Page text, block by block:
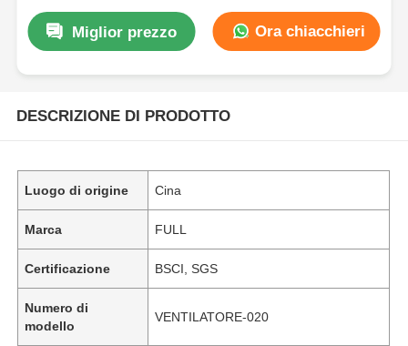
Miglior prezzo Ora chiacchieri
DESCRIZIONE DI PRODOTTO
Luogo di origine Cina
Marca FULL
Certificazione BSCI, SGS
Numero di
modello
VENTILATORE-020